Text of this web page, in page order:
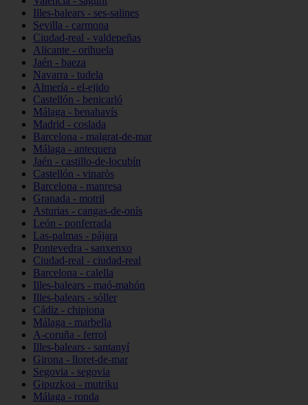
Illes-balears - ses-salines
Sevilla - carmona
Ciudad-real - valdepeñas
Alicante - orihuela
Jaén - baeza
Navarra - tudela
Almería - el-ejido
Castellón - benicarló
Málaga - benahavís
Madrid - coslada
Barcelona - malgrat-de-mar
Málaga - antequera
Jaén - castillo-de-locubín
Castellón - vinaròs
Barcelona - manresa
Granada - motril
Asturias - cangas-de-onís
León - ponferrada
Las-palmas - pájara
Pontevedra - sanxenxo
Ciudad-real - ciudad-real
Barcelona - calella
Illes-balears - maó-mahón
Illes-balears - sóller
Cádiz - chipiona
Málaga - marbella
A-coruña - ferrol
Illes-balears - santanyí
Girona - lloret-de-mar
Segovia - segovia
Gipuzkoa - mutriku
Málaga - ronda